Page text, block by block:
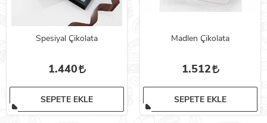
Spesiyal Çikolata
1.440
SEPETE EKLE
Madlen Çikolata
1.512
SEPETE EKLE